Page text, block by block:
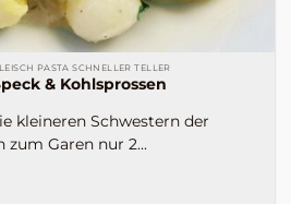
PASTA SCHNELLER TELLER
& Kohlsprossen
kleineren Schwestern der
zum Garen nur 2...